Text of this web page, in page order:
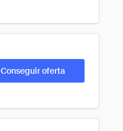
Conseguir oferta